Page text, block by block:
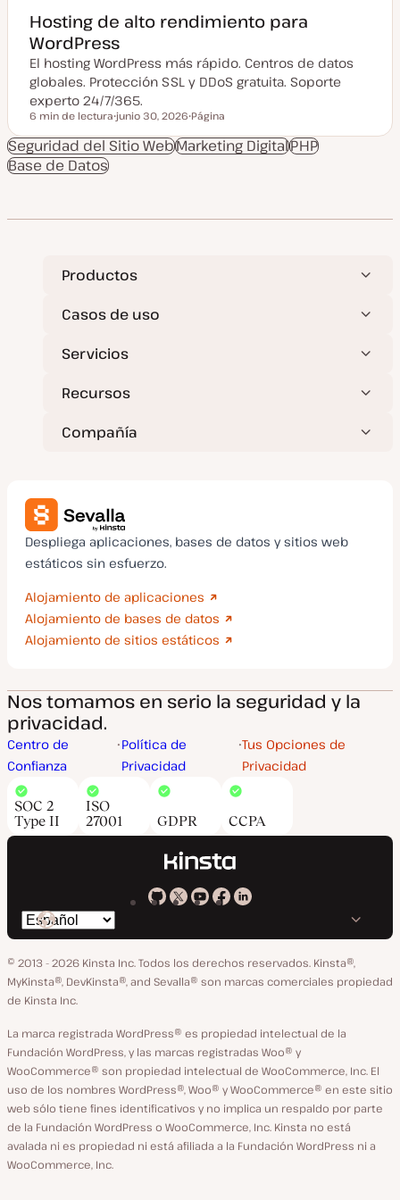
Hosting de alto rendimiento para
WordPress
El hosting WordPress más rápido. Centros de datos
globales. Protección SSL y DDoS gratuita. Soporte
experto 24/7/365.
Tiempo de lectura
6 min de lectura
e
c
u
a
junio 30, 2026
i
p
s
Página
Seguridad del Sitio WebMarketing DigitalPHP
Base de Datos
Productos
Casos de uso
Servicios
Recursos
Compañía
Despliega aplicaciones, bases de datos y sitios web
estáticos sin esfuerzo.
Alojamiento de aplicaciones
Alojamiento de bases de datos
Alojamiento de sitios estáticos
Nos tomamos en serio la seguridad y la
privacidad.
Centro de
Confianza
Política de
Privacidad
Tus Opciones de
Privacidad
SOC 2
Type II
ISO
27001
GDPR CCPA
Kinsta
GitHub
Kinsta
X
Kinsta
YouTube
Kinsta
Facebook
Kinsta
LinkedIn
Cambiar
idioma
© 2013 - 2026 Kinsta Inc. Todos los derechos reservados. Kinsta®,
MyKinsta®, DevKinsta®, and Sevalla® son marcas comerciales propiedad
de Kinsta Inc.
La marca registrada WordPress® es propiedad intelectual de la
Fundación WordPress, y las marcas registradas Woo® y
WooCommerce® son propiedad intelectual de WooCommerce, Inc. El
uso de los nombres WordPress®, Woo® y WooCommerce® en este sitio
web sólo tiene fines identificativos y no implica un respaldo por parte
de la Fundación WordPress o WooCommerce, Inc. Kinsta no está
avalada ni es propiedad ni está afiliada a la Fundación WordPress ni a
WooCommerce, Inc.